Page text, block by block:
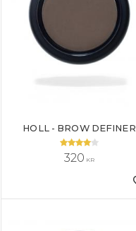
HOLL - BROW DEFINER
320 KR